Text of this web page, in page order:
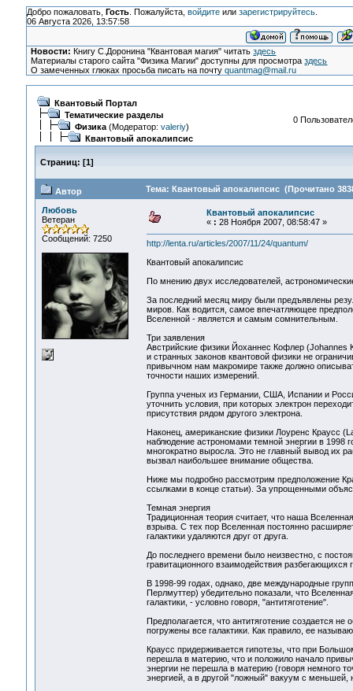
Добро пожаловать, Гость. Пожалуйста, войдитеили зарегистрируйтесь.
06 Августа 2026, 13:57:58
Новости: Книгу С.Доронина "Квантовая магия" читатьздесь
Материалы старого сайта "Физика Магии" доступны для просмотраздесь
О замеченных глюках просьба писать на почтуquantmag@mail.ru
Квантовый Портал
Тематические разделы
Физика(Модератор: valeriy)
Квантовый апокалипсис
0
Страниц: [1]
Автор Тема: Квантовый апокалипсис (Прочитано
Любовь
Ветеран
Сообщений: 7250
Квантовый апокалипсис
« : 28 Ноября 2007, 08:58:47 »
http://lenta.ru/articles/2007/11/24/quantum/
Квантовый апокалипсис
По мнению двух исследователей,
За последний месяц миру были предъявлены
миров. Как водится, самое впечатляющее
Вселенной - является и самым сомнительным.
Три заявления
Австрийские физики Йоханнес Кофлер (Johannes
и странных законов квантовой физики не
привычном нам макромире также должно
точности наших измерений.
Группа ученых из Германии, США, Испании и
уточнить условия, при которых электрон
присутствия рядом другого электрона.
Наконец, американские физики Лоуренс Краусс
наблюдение астрономами темной энергии в 1998
многократно выросла. Это не главный вывод их
вызвал наибольшее внимание общества.
Ниже мы подробно рассмотрим предположение
ссылками в конце статьи). За упрощенными
Темная энергия
Традиционная теория считает, что наша
взрыва. С тех пор Вселенная постоянно
галактики удаляются друг от друга.
До последнего времени было неизвестно, с
гравитационного взаимодействия разбегающихся
В 1998-99 годах, однако, две международные
Перлмуттер) убедительно показали, что
галактики, - условно говоря, "антитяготение".
Предполагается, что антитяготение создается
погружены все галактики. Как правило, ее
Краусс придерживается гипотезы, что при
перешла в материю, что и положило начало
энергии не перешла в материю (говоря немного
энергией, а в другой "ложный" вакуум с меньшей,